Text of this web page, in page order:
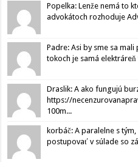
Popelka: Lenže nemá to
advokátoch rozhoduje
Padre: Asi by sme sa
tokoch je samá elektráreň
Draslik: A ako fungujú
https://
100m...
korbáč: A paralelne s
postupovať v súlade so